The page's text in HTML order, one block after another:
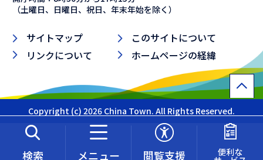
検索 メニュー 閲覧支援 便利な
（土曜日、日曜日、祝日、年末年始を除く）
サイトマップ
このサイトについて
リンクについて
ホームページの経緯
Copyright (c) 2026 China Town. All Rights Reserved.